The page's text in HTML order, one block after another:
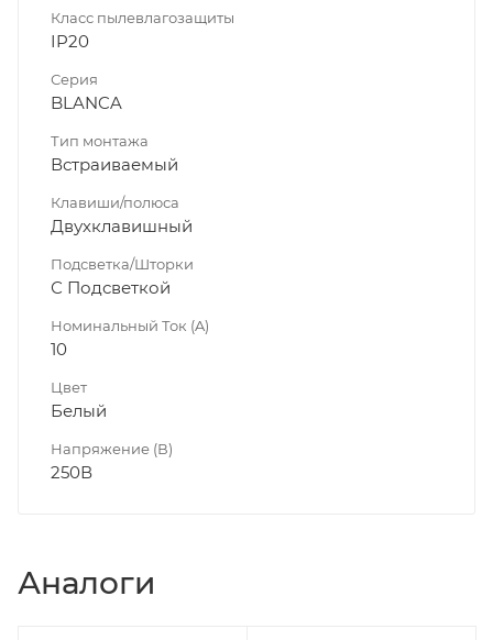
Класс пылевлагозащиты
IP20
Серия
BLANCA
Тип монтажа
Встраиваемый
Клавиши/полюса
Двухклавишный
Подсветка/Шторки
С Подсветкой
Номинальный Ток (A)
10
Цвет
Белый
Напряжение (В)
250В
Аналоги